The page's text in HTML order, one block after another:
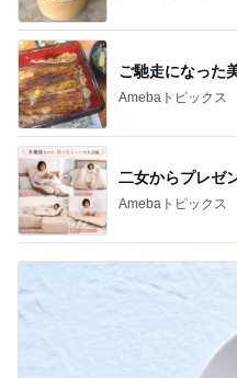
ご馳走になった
Amebaトピックス
二女からプレゼ
Amebaトピックス